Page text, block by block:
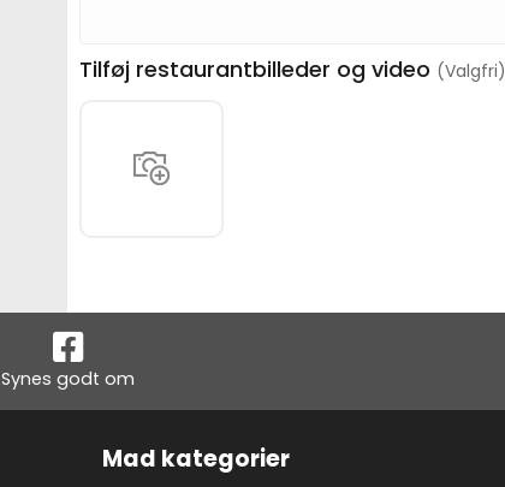
Tilføj restaurantbilleder og video (Valgfri)
Synes godt om
Mad kategorier